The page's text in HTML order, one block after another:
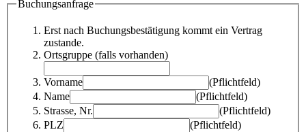
Buchungsanfrage
Erst nach Buchungsbestätigung kommt ein Vertrag
zustande.
Ortsgruppe (falls vorhanden)
Vorname
(Pflichtfeld)
Name
(Pflichtfeld)
Strasse, Nr.
(Pflichtfeld)
PLZ
(Pflichtfeld)